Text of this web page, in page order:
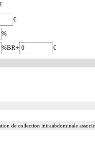
€
%
%BR+ €
de collection intraabdominale
associée, la toilette péritonéale et/ou